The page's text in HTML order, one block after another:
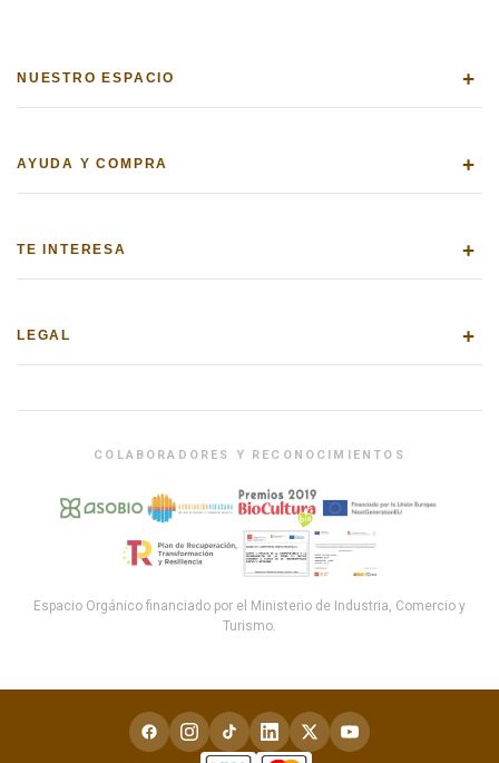
NUESTRO ESPACIO +
AYUDA Y COMPRA +
TE INTERESA +
LEGAL +
COLABORADORES Y RECONOCIMIENTOS
Espacio Orgánico financiado por el Ministerio de Industria, Comercio y
Turismo.